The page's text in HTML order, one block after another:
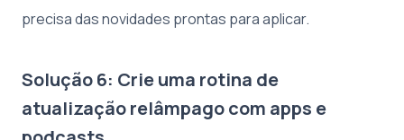
precisa das novidades prontas para aplicar.
Solução 6: Crie uma rotina de
atualização relâmpago com apps e